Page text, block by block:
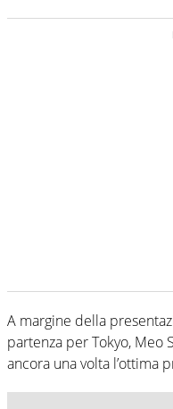
A margine della
partenza per Tokyo, Meo
ancora una volta l’ottima